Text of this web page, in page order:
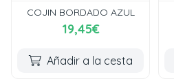
COJIN BORDADO AZUL
19,45€
Añadir a la cesta